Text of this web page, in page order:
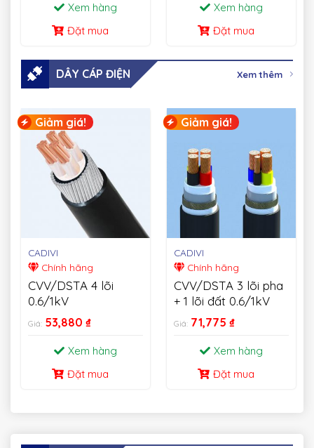
Xem hàng
Đặt mua
Xem hàng
Đặt mua
DÂY CÁP ĐIỆN Xem thêm
Giảm giá!
CADIVI
Chính hãng
CVV/DSTA 4 lõi
0.6/1kV
Giá: 53,880 ₫
Xem hàng
Đặt mua
Giảm giá!
CADIVI
Chính hãng
CVV/DSTA 3 lõi pha
+ 1 lõi đất 0.6/1kV
Giá: 71,775 ₫
Xem hàng
Đặt mua